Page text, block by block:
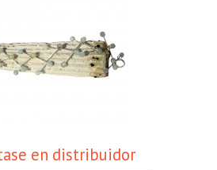
en distribuidor